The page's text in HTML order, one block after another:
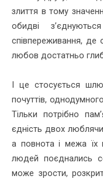
злиття в тому
обидві
співпереживання, де
любов достатньо
І це стосується
почуттів,
Тільки потрібно
єдність двох
а повнота і межа
людей поєднались
може зрости,